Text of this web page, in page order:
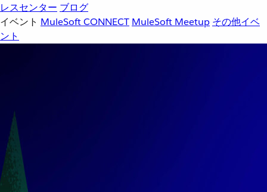
レスセンター ブログ
イベント MuleSoft CONNECT MuleSoft Meetup その他イベ
ント